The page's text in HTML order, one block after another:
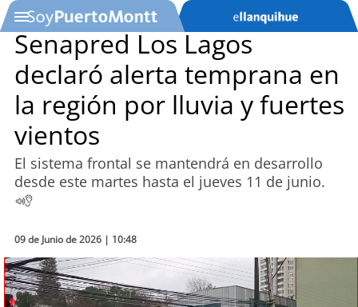
Podcast
Actualidad
Economía
Deportes
Senapred Los Lagos
declaró alerta temprana en
la región por lluvia y fuertes
vientos
El sistema frontal se mantendrá en desarrollo
desde este martes hasta el jueves 11 de junio.
09 de Junio de 2026 | 10:48